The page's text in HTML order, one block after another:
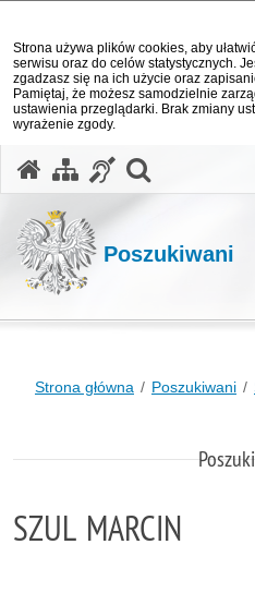
Strona używa plików cookies, aby
serwisu oraz do celów statystycznych.
zgadzasz się na ich użycie oraz
Pamiętaj, że możesz samodzielnie
ustawienia przeglądarki. Brak zmiany
wyrażenie zgody.
Poszukiwani
Strona główna Poszukiwani
SZUL MARCIN